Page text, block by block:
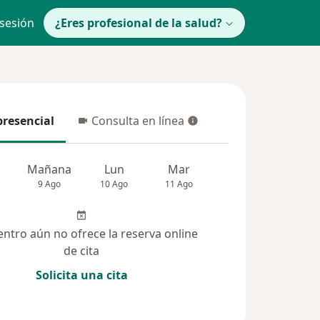
¿Eres profesional de la salud?
Consulta en línea
Consulta en línea
Mañana
9 Ago
Lun
10 Ago
Mar
11 Ago
aún no ofrece la reserva online
de cita
Solicita una cita